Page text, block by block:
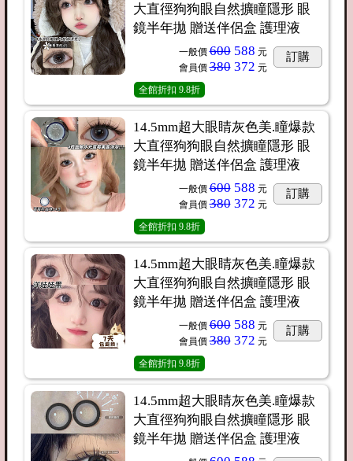
大直徑狗狗眼自然擴瞳隱形 眼
鏡半年拋 贈送伴侶盒 護理液
一般價 600588 元
會員價 380372 元
訂購
全館折扣 9.8折
14.5mm超大眼睛灰色美.瞳爆款
大直徑狗狗眼自然擴瞳隱形 眼
鏡半年拋 贈送伴侶盒 護理液
一般價 600588 元
會員價 380372 元
訂購
全館折扣 9.8折
14.5mm超大眼睛灰色美.瞳爆款
大直徑狗狗眼自然擴瞳隱形 眼
鏡半年拋 贈送伴侶盒 護理液
一般價 600588 元
會員價 380372 元
訂購
全館折扣 9.8折
14.5mm超大眼睛灰色美.瞳爆款
大直徑狗狗眼自然擴瞳隱形 眼
鏡半年拋 贈送伴侶盒 護理液